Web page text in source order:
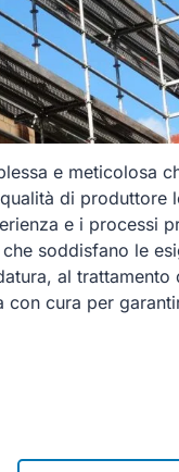
e meticolosa
di produttore
e i processi
soddisfano le
al trattamento
cura per